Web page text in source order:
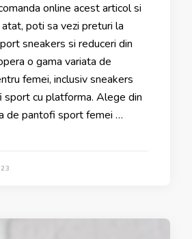
online acest articol si
poti sa vezi preturi la
sneakers si reduceri din
o gama variata de
femei, inclusiv sneakers
sport cu platforma. Alege din
de pantofi sport femei …